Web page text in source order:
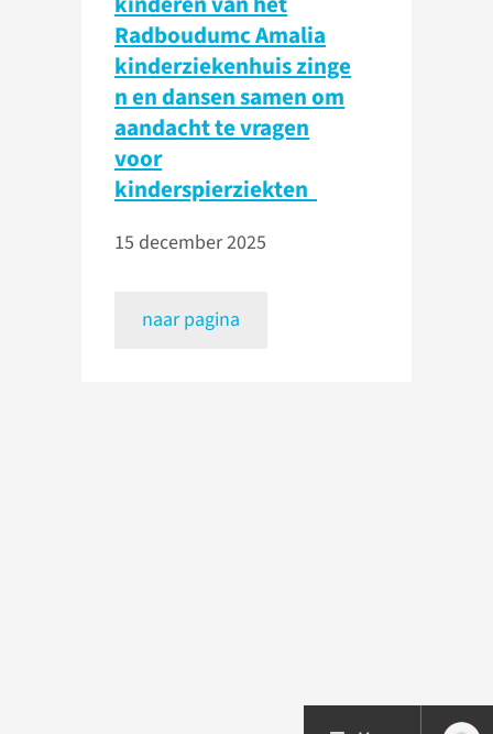
Radboudumc Amalia
kinderziekenhuis zinge
n en dansen samen om
aandacht te vragen
voor
kinderspierziekten
15 december 2025
naar pagina